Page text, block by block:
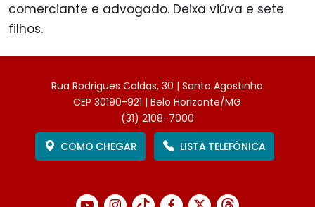
comerciante e advogado. Deixa viúva e sete
filhos.
Rua Rodrigues Caldas, 30 | Santo Agostinho
CEP 30190-921 | Belo Horizonte/MG
(31) 2108-7000
COMO CHEGAR
LISTA TELEFÔNICA